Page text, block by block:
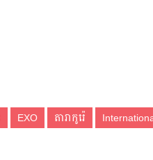
EXO តារាកូរ៉េ